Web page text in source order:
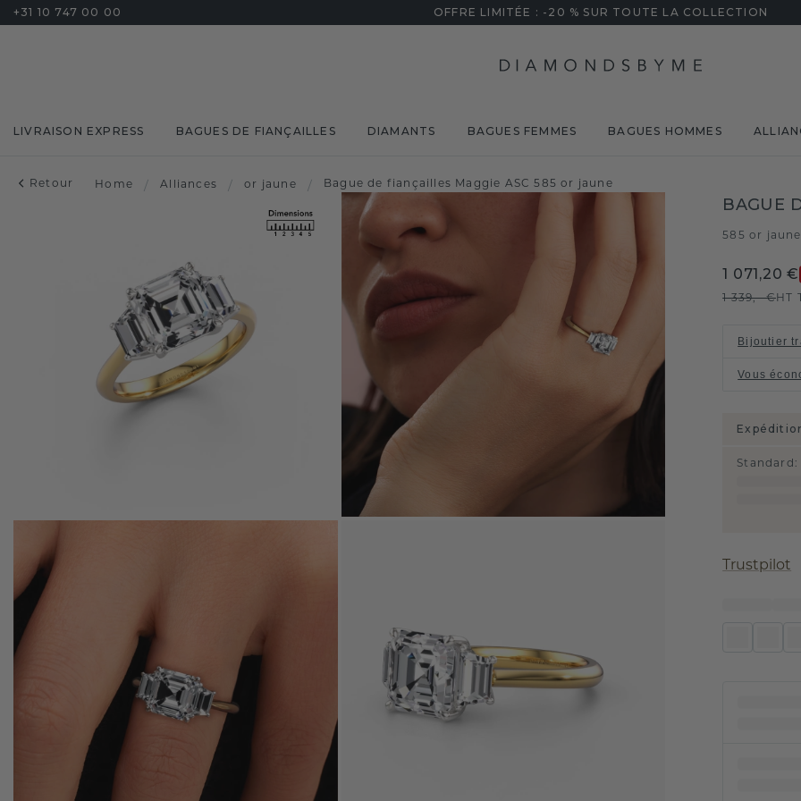
+31 10 747 00 00 OFFRE LIMITÉE : -20 % SUR TOUTE LA COLLECTION
LIVRAISON EXPRESS BAGUES DE FIANÇAILLES DIAMANTS BAGUES FEMMES BAGUES HOMMES
Retour Home / Alliances / or jaune / Bague de fiançailles Maggie ASC 585 or jaune
BAGUE
585 or jaune
1 071,20 €
1 339,- €HT
Bijoutier
Vous
Standard :
Trustpilot